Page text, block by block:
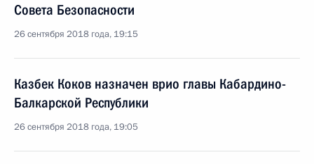
Совета Безопасности
26 сентября 2018 года, 19:15
Казбек Коков назначен врио главы Кабардино-
Балкарской Республики
26 сентября 2018 года, 19:05